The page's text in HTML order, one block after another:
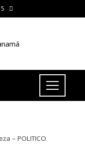
– POLITICO